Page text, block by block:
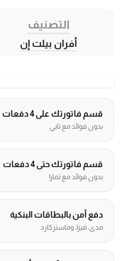
التصنيف
أفران بيلت إن
قسم فاتورتك على 4 دفعات
بدون فوائد مع تابي
قسم فاتورتك حتى 4 دفعات
بدون فوائد مع تمارا
دفع آمن بالبطاقات البنكية
مدى، فيزا، وماستركارد